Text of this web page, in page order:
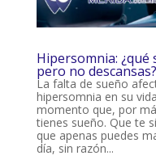
Hipersomnia: ¿qué
pero no descansas?
La falta de sueño
hipersomnia en su
momento que, por
tienes sueño. Que te
que apenas puedes
día, sin razón...